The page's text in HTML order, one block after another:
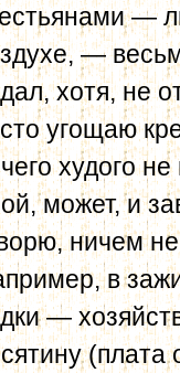
—
—
хотя, не
угощаю
худого
может, и
ничем
в
—
(плата